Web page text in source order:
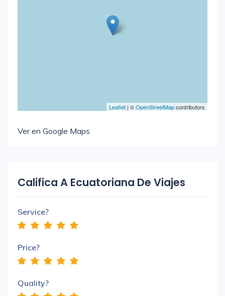
Leaflet | ©OpenStreetMapcontributors
Ver en Google Maps
Califica A Ecuatoriana De Viajes
Service?
Price?
Quality?